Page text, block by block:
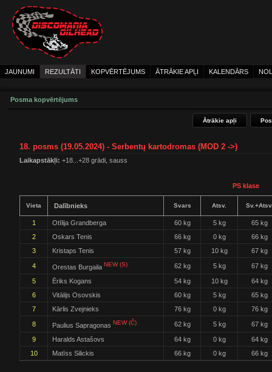
JAUNUMI REZULTĀTI KOPVĒRTĒJUMS ĀTRĀKIE APĻI KALENDĀRS
Posma kopvērtējums
Ātrākie apļi
18. posms (19.05.2024) - Serbentų kartodromas (MOD 2 ->)
Laikapstākļi: +18...+28 grādi, sauss
PS klase
Vieta Dalībnieks Svars Atsv.
1 Otīlija Grandberga 60 kg 5 kg
65 kg
2
Oskars Tenis 66 kg 0 kg
66 kg
3
Kristaps Tenis 57 kg 10 kg 67 kg
4 Orestas Burgaila NEW (S) 62 kg 5 kg 67 kg
5 Ēriks Kogans 54 kg 10 kg
64 kg
6
Vitālijs Osovskis 60 kg 5 kg
65 kg
7
Kārlis Zvejnieks 76 kg 0 kg 76 kg
8 Paulius Sapragonas NEW (Č) 62 kg 5 kg 67 kg
9 Haralds Astašovs 64 kg 0 kg
64 kg
10
Matīss Silickis 66 kg 0 kg 66 kg